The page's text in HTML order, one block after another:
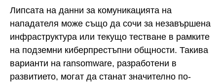
Липсата на данни за комуникацията на
нападателя може също да сочи за незавършена
инфраструктура или текущо тестване в рамките
на подземни киберпрестъпни общности. Такива
варианти на ransomware, разработени в
развитието, могат да станат значително по-